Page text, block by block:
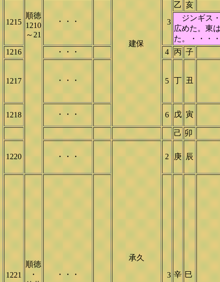
順徳
1210
～21
建保
1215 ・・・ 3
乙 亥
ジンギス・
広めた。東
た。・・・
1216
・・・ 4 丙 子
1217 ・・・ 5 丁 丑
1218 ・・・ 6 戊 寅
己 卯
1220 ・・・
承久
2 庚 辰
1221
順徳
・
・・・ 3 辛 巳